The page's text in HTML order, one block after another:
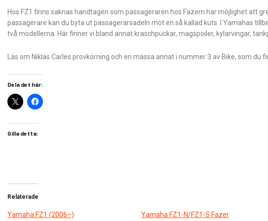
Hos FZ1 finns saknas handtagen som passageraren hos Fazern har möjlighet att
passagerare kan du byta ut passagerarsadeln mot en så kallad kuts. I Yamahas
två modellerna. Här finner vi bland annat kraschpuckar, magspoiler, kylarvingar,
Läs om Niklas Carles provkörning och en massa annat i nummer 3 av Bike, som du
Dela det här:
Gilla detta:
Relaterade
Yamaha FZ1 (2006–)
Yamaha FZ1-N/FZ1-S Fazer